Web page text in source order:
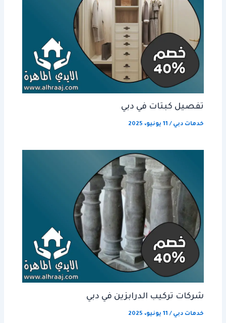
تفصيل كبتات في دبي
خدمات دبي / 11 يونيو، 2025
شركات تركيب الدرابزين في دبي
خدمات دبي / 11 يونيو، 2025